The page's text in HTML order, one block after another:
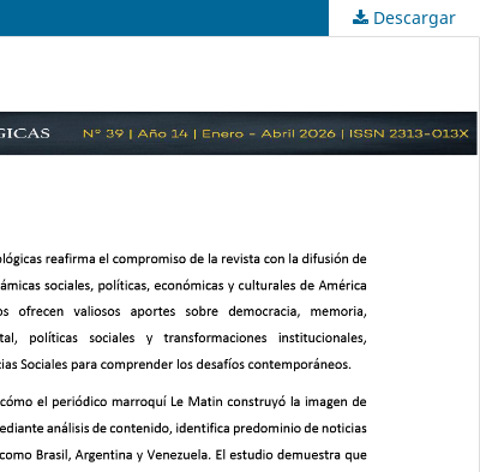
Descargar